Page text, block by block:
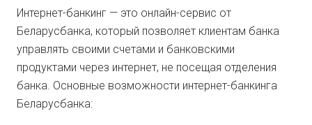
Интернет-банкинг — это онлайн-сервис от
Беларусбанка, который позволяет клиентам банка
управлять своими счетами и банковскими
продуктами через интернет, не посещая отделения
банка. Основные возможности интернет-банкинга
Беларусбанка: